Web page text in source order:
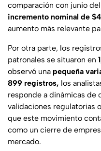
comparación con junio
incremento nominal de
aumento más relevante
Por otra parte, los
patronales se situaron en
observó una pequeña
899 registros, los
responde a dinámicas de
validaciones regulatorias
que este movimiento
como un cierre de
mercado.